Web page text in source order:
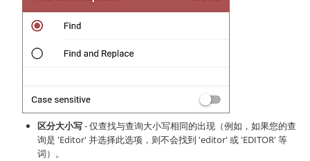
区分大小写- 仅查找与查询大小写相同的出现（例如，如果您的查
询是 'Editor' 并选择此选项，则不会找到 'editor' 或 'EDITOR' 等
词）。